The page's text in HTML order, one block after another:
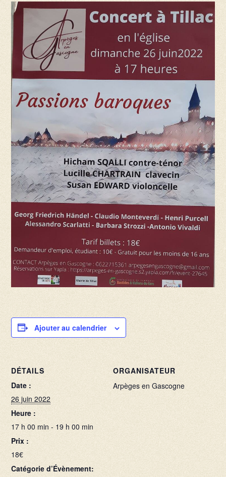
Ajouter au calendrier
DÉTAILS
Date :
26 juin 2022
Heure :
17 h 00 min - 19 h 00 min
Prix :
18€
Catégorie d’Évènement:
ORGANISATEUR
Arpèges en Gascogne